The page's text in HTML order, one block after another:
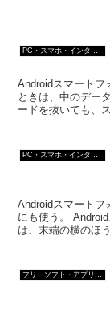
PC・スマホ・インターネットトラブルの解消方法
Androidスマートフ
ときは、中のデー
ードを抜いても、
Androidスマートフ
にも使う。
は、末端の横のほ